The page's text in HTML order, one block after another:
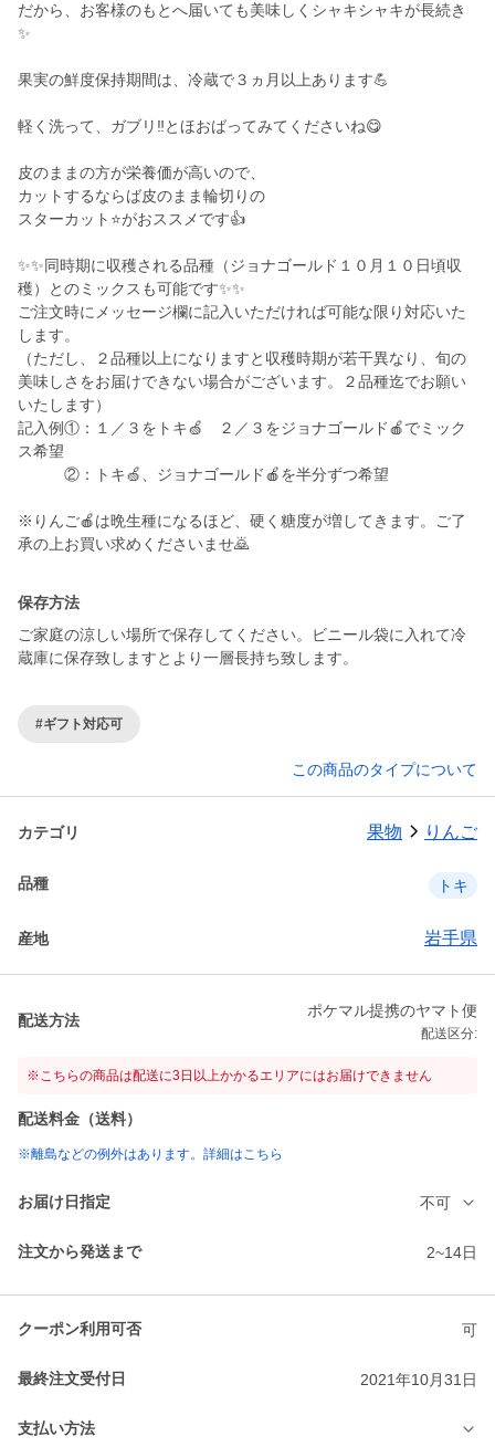
だから、お客様のもとへ届いても美味しくシャキシャキが長続き
✨
果実の鮮度保持期間は、冷蔵で３ヵ月以上あります💪
軽く洗って、ガブリ‼️とほおばってみてくださいね😋
皮のままの方が栄養価が高いので、
カットするならば皮のまま輪切りの
スターカット⭐️がおススメです👍
✨✨同時期に収穫される品種（ジョナゴールド１０月１０日頃収
穫）とのミックスも可能です✨✨
ご注文時にメッセージ欄に記入いただければ可能な限り対応いた
します。
（ただし、２品種以上になりますと収穫時期が若干異なり、旬の
美味しさをお届けできない場合がございます。２品種迄でお願い
いたします）
記入例①：１／３をトキ🍏 ２／３をジョナゴールド🍎でミック
ス希望
②：トキ🍏、ジョナゴールド🍎を半分ずつ希望
※りんご🍎は晩生種になるほど、硬く糖度が増してきます。ご了
承の上お買い求めくださいませ🙇
保存方法
ご家庭の涼しい場所で保存してください。ビニール袋に入れて冷
蔵庫に保存致しますとより一層長持ち致します。
#ギフト対応可
この商品のタイプについて
カテゴリ 果物 りんご
品種 トキ
産地 岩手県
配送方法
ポケマル提携のヤマト便
配送区分:
※こちらの商品は配送に3日以上かかるエリアにはお届けできません
配送料金（送料）
※離島などの例外はあります。詳細はこちら
お届け日指定 不可
注文から発送まで 2~14日
クーポン利用可否 可
最終注文受付日 2021年10月31日
支払い方法